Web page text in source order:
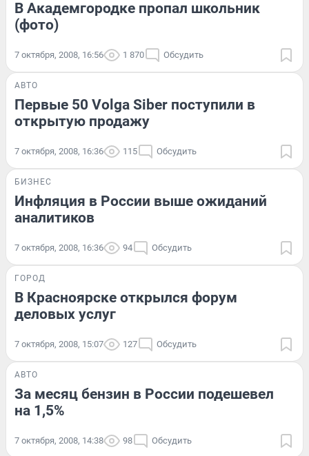
В Академгородке пропал школьник
(фото)
7 октября, 2008, 16:56 1 870 Обсудить
АВТО
Первые 50 Volga Siber поступили в
открытую продажу
7 октября, 2008, 16:36 115 Обсудить
БИЗНЕС
Инфляция в России выше ожиданий
аналитиков
7 октября, 2008, 16:36 94 Обсудить
ГОРОД
В Красноярске открылся форум
деловых услуг
7 октября, 2008, 15:07 127 Обсудить
АВТО
За месяц бензин в России подешевел
на 1,5%
7 октября, 2008, 14:38 98 Обсудить